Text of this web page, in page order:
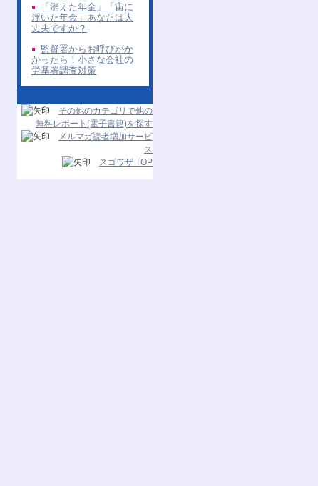
「消えた年金」「宙に
浮いた年金」あなたは大
丈夫ですか？
監督署からお呼びがか
かったら！小さな会社の
労基署調査対策
その他のカテゴリで他の
無料レポート(電子書籍)を探す
メルマガ読者増加サービ
ス
スゴワザ TOP